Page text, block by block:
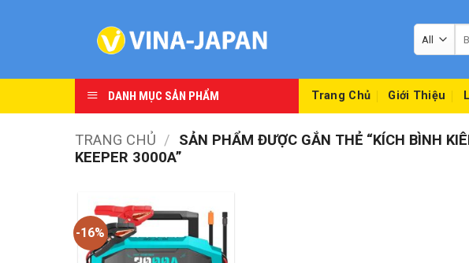
DANH MỤC SẢN PHẨM Trang Chủ Giới Thiệu
TRANG CHỦ /
SẢN PHẨM ĐƯỢC GẮN THẺ “KÍCH BÌNH
KEEPER 3000A”
-16%